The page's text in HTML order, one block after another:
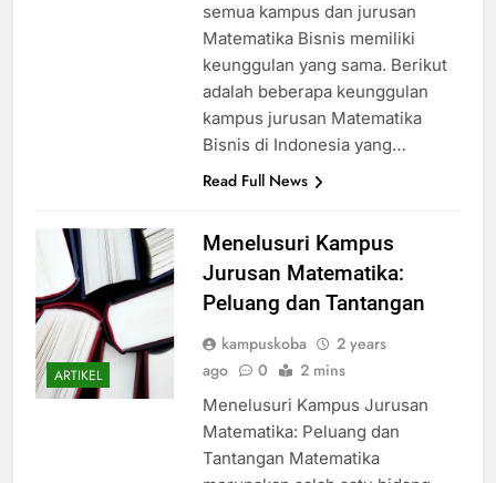
semua kampus dan jurusan
Matematika Bisnis memiliki
keunggulan yang sama. Berikut
adalah beberapa keunggulan
kampus jurusan Matematika
Bisnis di Indonesia yang…
Read Full News
ARTIKEL
Menelusuri Kampus
Jurusan Matematika:
Peluang dan Tantangan
kampuskoba
2 years
ago
0 2 mins
Menelusuri Kampus Jurusan
Matematika: Peluang dan
Tantangan Matematika